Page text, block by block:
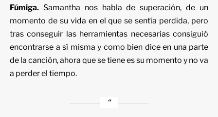
Fúmiga. Samantha nos habla de superación, de un
momento de su vida en el que se sentía perdida, pero
tras conseguir las herramientas necesarias consiguió
encontrarse a sí misma y como bien dice en una parte
de la canción, ahora que se tiene es su momento y no va
a perder el tiempo.